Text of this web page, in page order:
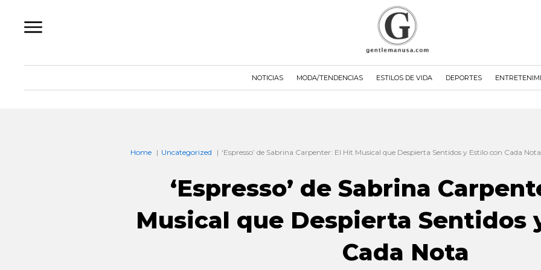
NOTICIAS MODA/TENDENCIAS ESTILOS DE VIDA DEPORTES
Home Uncategorized ‘Espresso’ de Sabrina Carpenter: El Hit Musical que Despierta Sentidos y Estilo con Cada Nota
‘Espresso’ de Sabrina
Musical que Despierta Sentidos
Cada Nota